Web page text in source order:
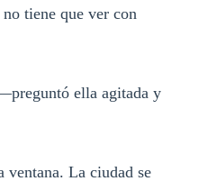
tiene que ver con
ella agitada y
ventana. La ciudad se